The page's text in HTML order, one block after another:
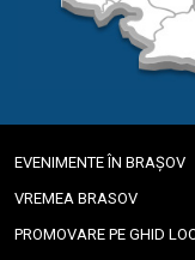
EVENIMENTE ÎN BRAȘOV
VREMEA BRASOV
PROMOVARE PE GHID